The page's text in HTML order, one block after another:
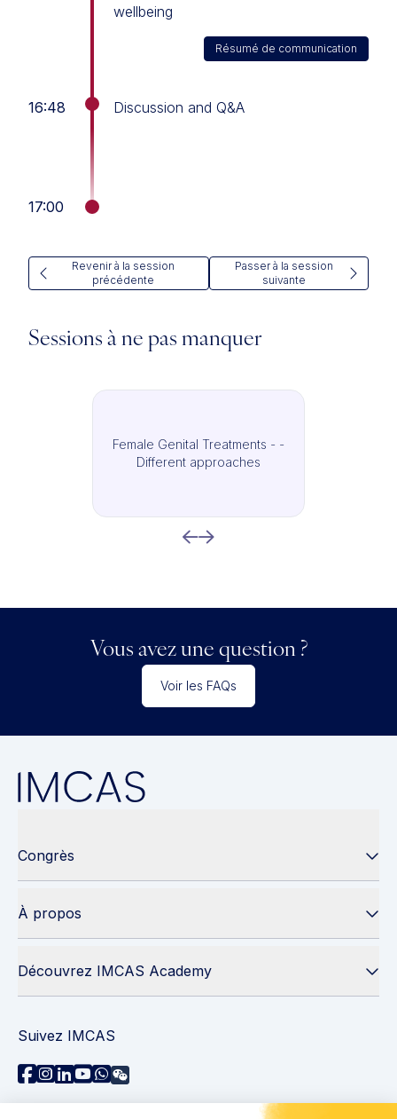
wellbeing
Résumé de communication
16:48 Discussion and Q&A
17:00
Revenir à la session
précédente
Passer à la session
suivante
Sessions à ne pas manquer
Female Genital Treatments - -
Different approaches
Vous avez une question ?
Voir les FAQs
Congrès
À propos
Découvrez IMCAS Academy
Suivez IMCAS